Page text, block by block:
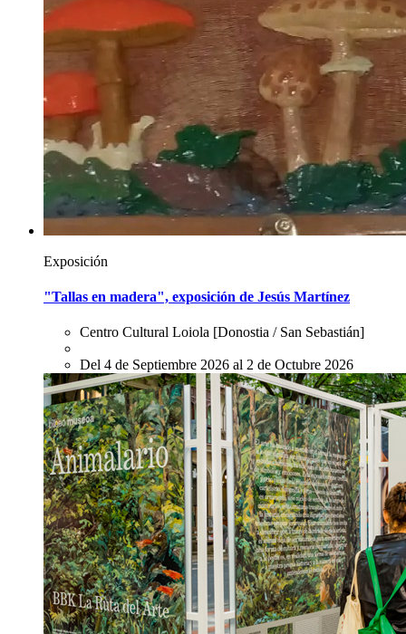
Exposición
"Tallas en madera", exposición de Jesús Martínez
Centro Cultural Loiola [Donostia / San Sebastián]
Del 4 de Septiembre 2026 al 2 de Octubre 2026